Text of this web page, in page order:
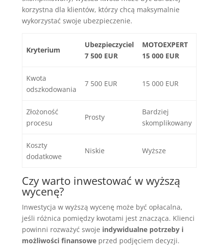
korzystna dla klientów, którzy chcą maksymalnie
wykorzystać swoje ubezpieczenie.
Kryterium
Ubezpieczyciel
7 500 EUR
MOTOEXPERT
15 000 EUR
Kwota
odszkodowania
7 500 EUR 15 000 EUR
Złożoność
procesu
Prosty
Bardziej
skomplikowany
Koszty
dodatkowe
Niskie Wyższe
Czy warto inwestować w wyższą
wycenę?
Inwestycja w wyższą wycenę może być opłacalna,
jeśli różnica pomiędzy kwotami jest znacząca. Klienci
powinni rozważyć swoje indywidualne potrzeby i
możliwości finansoweprzed podjęciem decyzji.